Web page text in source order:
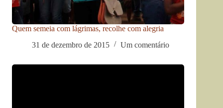
Quem semeia com lágrimas, recolhe com alegria
31 de dezembro de 2015
Um comentário